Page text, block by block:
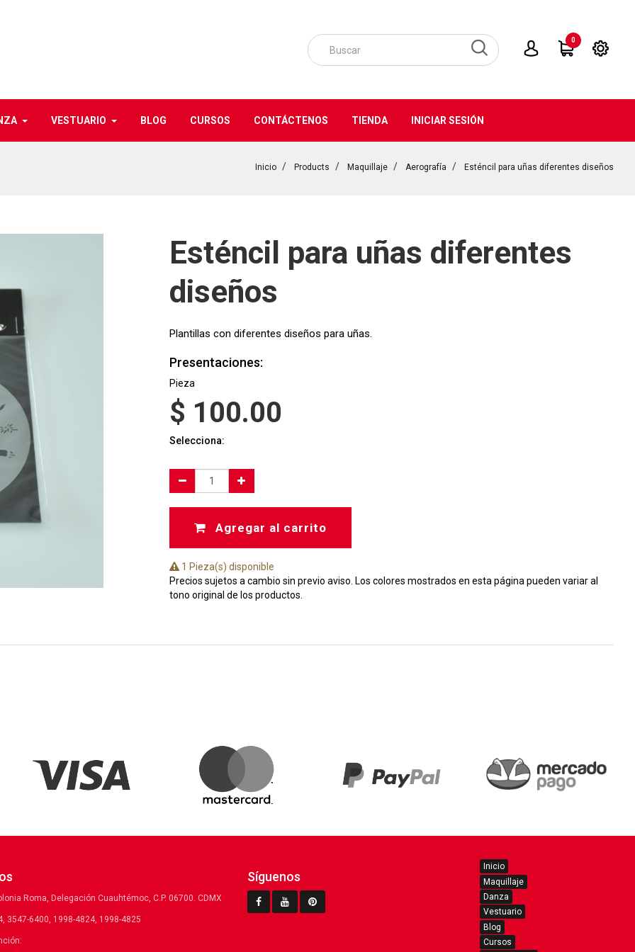
0
VESTUARIO BLOG CURSOS CONTÁCTENOS TIENDA INICIAR SESIÓN
Inicio Products Maquillaje Aerografía Esténcil para uñas diferentes diseños
Esténcil para uñas diferentes
diseños
Plantillas con diferentes diseños para uñas.
Presentaciones:
Pieza
$ 100.00
Selecciona:
Agregar al carrito
1 Pieza(s) disponible
Precios sujetos a cambio sin previo aviso. Los colores mostrados en esta página pueden variar al
tono original de los productos.
Roma, Delegación Cuauhtémoc, C.P. 06700. CDMX
3547-6400, 1998-4824, 1998-4825
Síguenos
Inicio
Maquillaje
Danza
Vestuario
Blog
Cursos